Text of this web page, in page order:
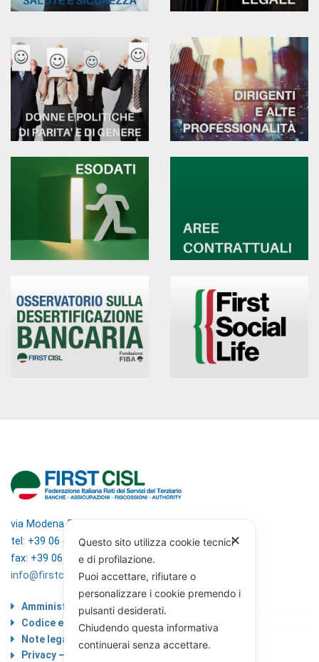
via Modena 5, 00184 Roma
tel: +39 06 4746351
fax: +39 06 4746136
info@firstcisl.it
Amministrazione trasparente
Codice etico
Note legali
Privacy – Informativa sul trattamento dei
✕
Questo sito utilizza cookie tecnici
e di profilazione.
Puoi accettare, rifiutare o
personalizzare i cookie premendo i
pulsanti desiderati.
Chiudendo questa informativa
continuerai senza accettare.